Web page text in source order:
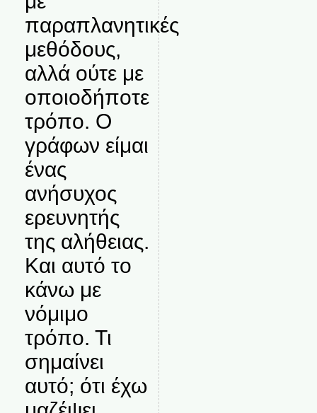
παραπλανητικές
μεθόδους,
αλλά ούτε με
οποιοδήποτε
τρόπο. Ο
γράφων είμαι
ένας
ανήσυχος
ερευνητής
της αλήθειας.
Και αυτό το
κάνω με
νόμιμο
τρόπο. Τι
σημαίνει
αυτό; ότι έχω